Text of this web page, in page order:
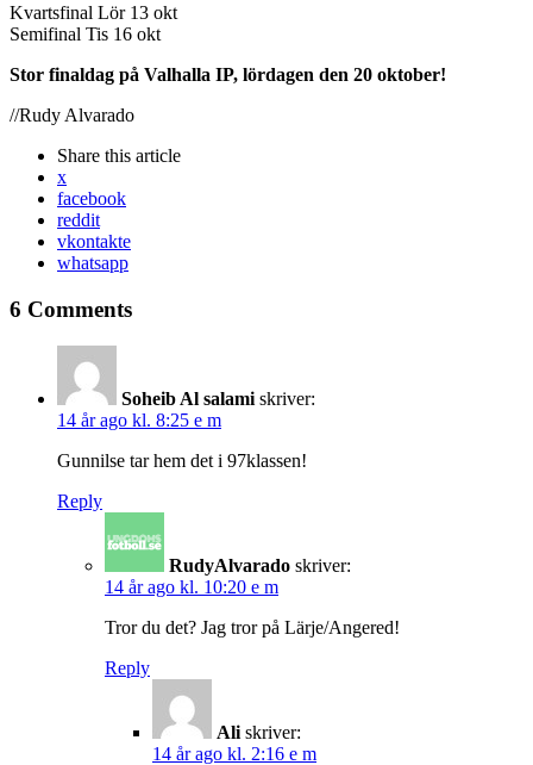
Kvartsfinal Lör 13 okt
Semifinal Tis 16 okt
Stor finaldag på Valhalla IP, lördagen den 20 oktober!
//Rudy Alvarado
Share this article
x
facebook
reddit
vkontakte
whatsapp
6 Comments
Soheib Al salami skriver:
14 år ago kl. 8:25 e m
Gunnilse tar hem det i 97klassen!
Reply
RudyAlvarado skriver:
14 år ago kl. 10:20 e m
Tror du det? Jag tror på Lärje/Angered!
Reply
Ali skriver:
14 år ago kl. 2:16 e m